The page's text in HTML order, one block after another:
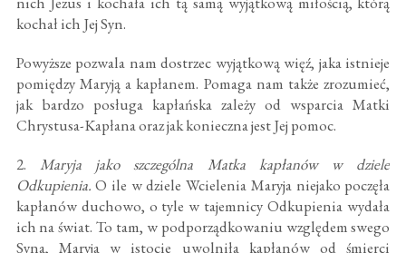
kochał ich Jej Syn.
Powyższe pozwala nam dostrzec wyjątkową więź, jaka istnieje
pomiędzy Maryją a kapłanem. Pomaga nam także zrozumieć,
jak bardzo posługa kapłańska zależy od wsparcia Matki
Chrystusa-Kapłana oraz jak konieczna jest Jej pomoc.
2. Maryja jako szczególna Matka kapłanów w dziele
Odkupienia.O ile w dziele Wcielenia Maryja niejako poczęła
kapłanów duchowo, o tyle w tajemnicy Odkupienia wydała
ich na świat. To tam, w podporządkowaniu względem swego
Syna, Maryja w istocie uwolniła kapłanów od śmierci